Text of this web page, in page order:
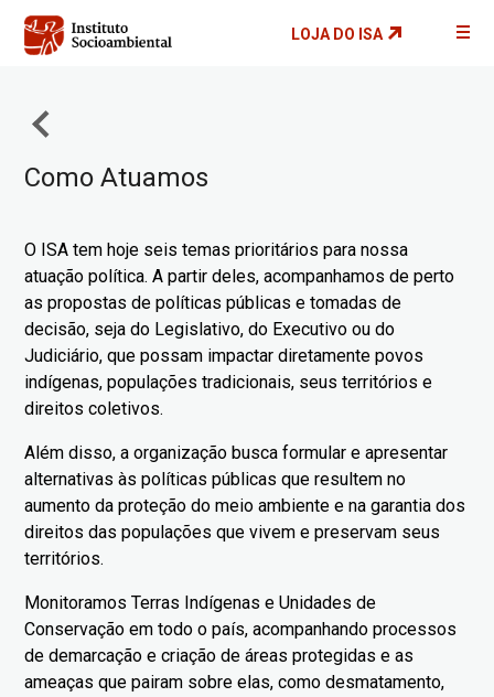
Pular
para
principal
LOJA DO ISA
Como Atuamos
O ISA tem hoje seis temas prioritários para nossa
atuação política. A partir deles, acompanhamos de perto
as propostas de políticas públicas e tomadas de
decisão, seja do Legislativo, do Executivo ou do
Judiciário, que possam impactar diretamente povos
indígenas, populações tradicionais, seus territórios e
direitos coletivos.
Além disso, a organização busca formular e apresentar
alternativas às políticas públicas que resultem no
aumento da proteção do meio ambiente e na garantia dos
direitos das populações que vivem e preservam seus
territórios.
Monitoramos Terras Indígenas e Unidades de
Conservação em todo o país, acompanhando processos
de demarcação e criação de áreas protegidas e as
ameaças que pairam sobre elas, como desmatamento,